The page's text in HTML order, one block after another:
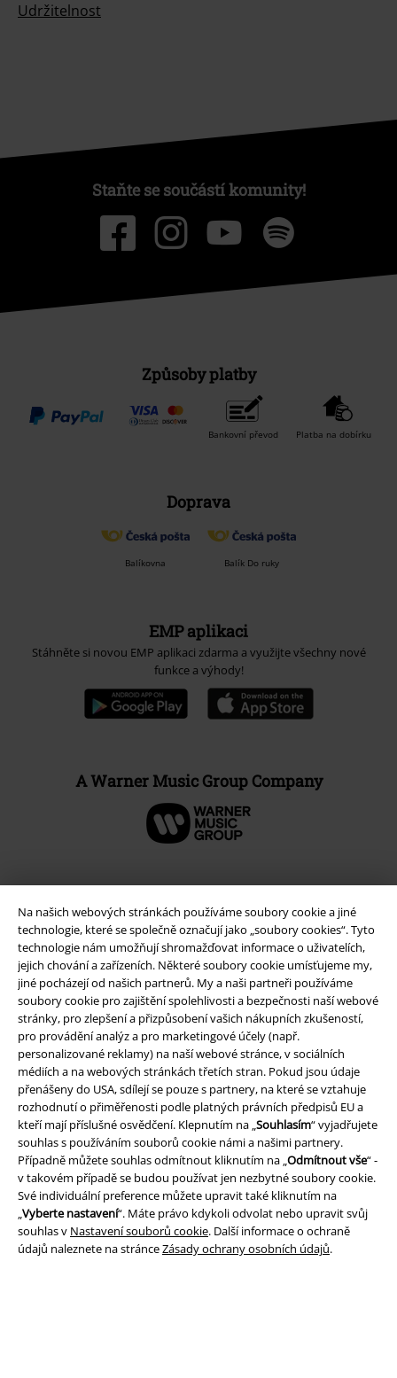
Na našich webových stránkách používáme soubory cookie a jiné
technologie, které se společně označují jako „soubory cookies“. Tyto
technologie nám umožňují shromažďovat informace o uživatelích,
jejich chování a zařízeních. Některé soubory cookie umísťujeme my,
jiné pocházejí od našich partnerů. My a naši partneři používáme
soubory cookie pro zajištění spolehlivosti a bezpečnosti naší webové
stránky, pro zlepšení a přizpůsobení vašich nákupních zkušeností,
pro provádění analýz a pro marketingové účely (např.
personalizované reklamy) na naší webové stránce, v sociálních
médiích a na webových stránkách třetích stran. Pokud jsou údaje
přenášeny do USA, sdílejí se pouze s partnery, na které se vztahuje
rozhodnutí o přiměřenosti podle platných právních předpisů EU a
kteří mají příslušné osvědčení. Klepnutím na „Souhlasím“ vyjadřujete
souhlas s používáním souborů cookie námi a našimi partnery.
Případně můžete souhlas odmítnout kliknutím na „Odmítnout vše“ -
v takovém případě se budou používat jen nezbytné soubory cookie.
Své individuální preference můžete upravit také kliknutím na
„Vyberte nastavení“. Máte právo kdykoli odvolat nebo upravit svůj
souhlas v Nastavení souborů cookie. Další informace o ochraně
údajů naleznete na stránceZásady ochrany osobních údajů.
Udržitelnost
Staňte se součástí komunity!
Způsoby platby
Bankovní převod Platba na dobírku
Doprava
Balíkovna Balík Do ruky
EMP aplikaci
Stáhněte si novou EMP aplikaci zdarma a využijte všechny nové
funkce a výhody!
A Warner Music Group Company
Právní informace
Podmínky
Prohlášení
Ochrana osobních údajů
Likvidace odpadu a ochrana životního prostředí
Prohlášení o shodě